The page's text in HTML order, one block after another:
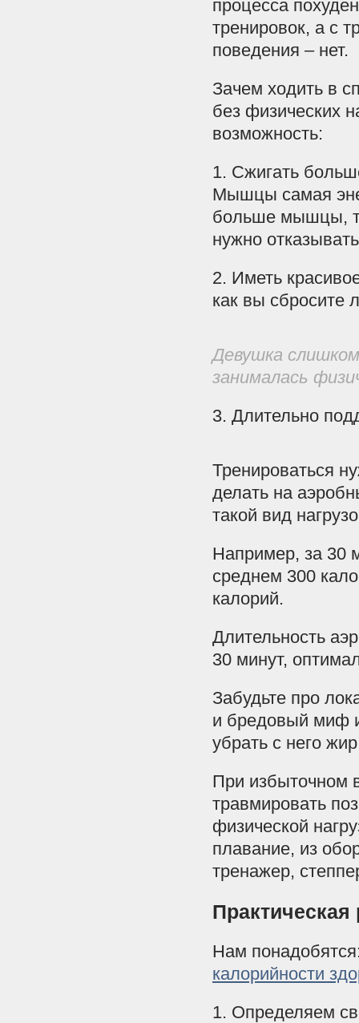
процесса
тренировок, а с
поведения – нет.
Зачем ходить в
без физических
возможность:
1. Сжигать
Мышцы самая
больше мышцы,
нужно
2. Иметь
как вы сбросите
Девушка
занималась
3. Длительно
Тренироваться
делать на
такой вид
Например, за 30
среднем 300
калорий.
Длительность
30 минут,
Забудьте про
и бредовый миф
убрать с него
При избыточном
травмировать
физической
плавание, из
тренажер,
Практическая
Нам
калорийности
1. Определяем